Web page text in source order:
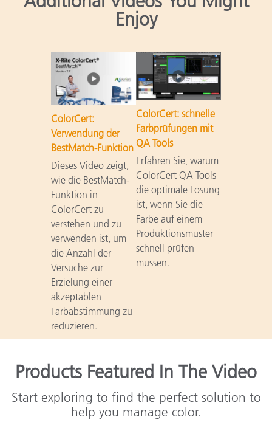
Enjoy
ColorCert:
Verwendung der
BestMatch-Funktion
Dieses Video zeigt,
wie die BestMatch-
Funktion in
ColorCert zu
verstehen und zu
verwenden ist, um
die Anzahl der
Versuche zur
Erzielung einer
akzeptablen
Farbabstimmung zu
reduzieren.
ColorCert: schnelle
Farbprüfungen mit
QA Tools
Erfahren Sie, warum
ColorCert QA Tools
die optimale Lösung
ist, wenn Sie die
Farbe auf einem
Produktionsmuster
schnell prüfen
müssen.
Products Featured In The Video
Start exploring to find the perfect solution to
help you manage color.